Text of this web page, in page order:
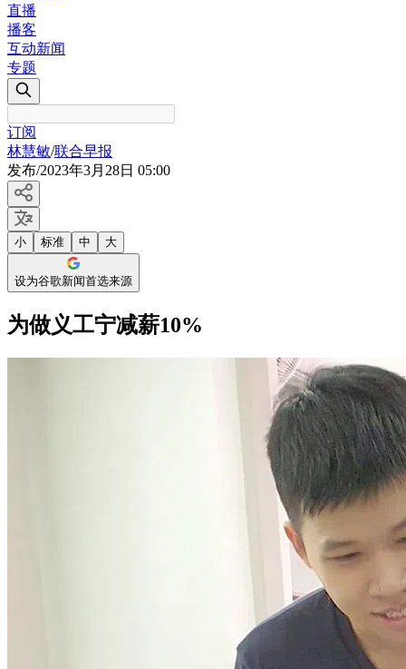
直播
播客
互动新闻
专题
订阅
林慧敏/联合早报
发布/2023年3月28日 05:00
小 标准 中 大
设为谷歌新闻首选来源
为做义工宁减薪10%